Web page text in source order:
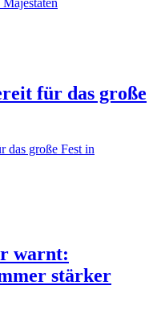
für das große
warnt:
stärker